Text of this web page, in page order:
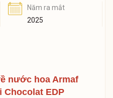
Năm ra mắt
2025
nước hoa Armaf
Chocolat EDP